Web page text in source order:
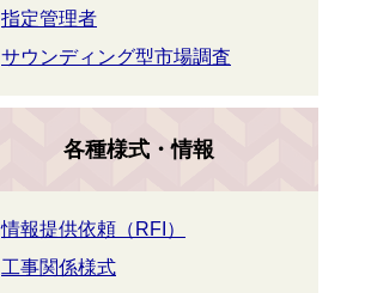
指定管理者
サウンディング型市場調査
各種様式・情報
情報提供依頼（RFI）
工事関係様式